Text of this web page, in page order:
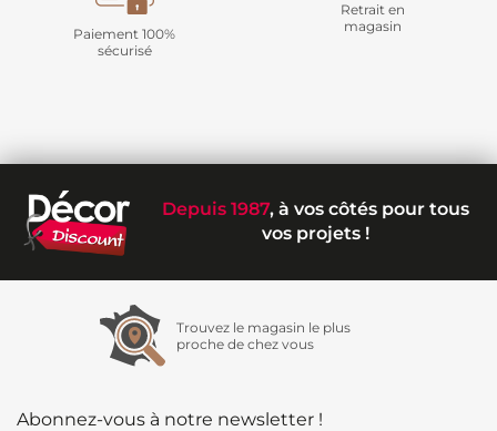
Paiement 100%
sécurisé
Retrait en
magasin
Depuis 1987, à vos côtés pour tous
vos projets !
Trouvez le magasin le plus
proche de chez vous
Abonnez-vous à notre newsletter !